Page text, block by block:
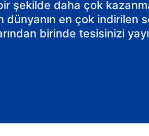
bir şekilde daha çok
dünyanın en çok indirilen
birinde tesisinizi